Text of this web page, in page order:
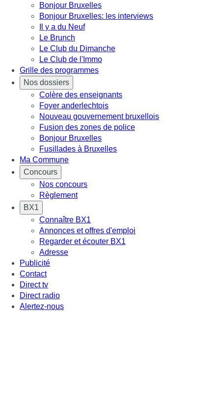
Bonjour Bruxelles
Bonjour Bruxelles: les interviews
Il y a du Neuf
Le Brunch
Le Club du Dimanche
Le Club de l'Immo
Grille des programmes
Nos dossiers
Colère des enseignants
Foyer anderlechtois
Nouveau gouvernement bruxellois
Fusion des zones de police
Bonjour Bruxelles
Fusillades à Bruxelles
Ma Commune
Concours
Nos concours
Règlement
BX1
Connaître BX1
Annonces et offres d'emploi
Regarder et écouter BX1
Adresse
Publicité
Contact
Direct tv
Direct radio
Alertez-nous